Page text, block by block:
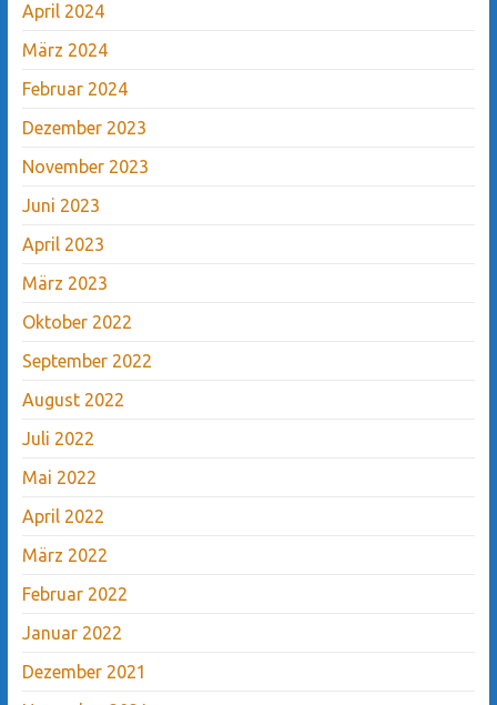
April 2024
März 2024
Februar 2024
Dezember 2023
November 2023
Juni 2023
April 2023
März 2023
Oktober 2022
September 2022
August 2022
Juli 2022
Mai 2022
April 2022
März 2022
Februar 2022
Januar 2022
Dezember 2021